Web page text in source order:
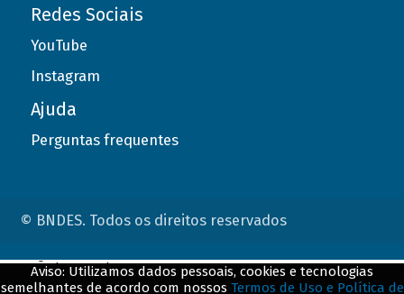
Redes Sociais
YouTube
Instagram
Ajuda
Perguntas frequentes
© BNDES. Todos os direitos reservados
Aviso: Utilizamos dados pessoais, cookies e tecnologias
semelhantes de acordo com nossos Termos de Uso e Política de
ConteÃºdo complementar